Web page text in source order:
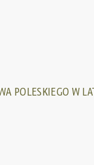
POLESKIEGO W